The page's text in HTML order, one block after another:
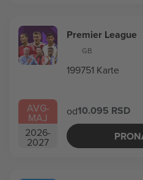
AVG-
MAJ
2026-
2027
Premier League
GB
199751 Karte
od10.095 RSD